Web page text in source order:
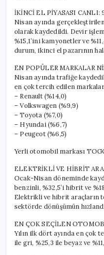
İKİNCİ EL PİYASASI CANLI:
Nisan ayında
olarak kaydedildi. Devir
%15,1’ini kamyonetler ve
durum, ikinci el pazarının
EN POPÜLER MARKALAR
Nisan ayında trafiğe
en çok tercih edilen markalar
– Renault (%14,0)
– Volkswagen (%9,9)
– Toyota (%7,0)
– Hyundai (%6,7)
– Peugeot (%6,5)
Yerli otomobil markası
ELEKTRİKLİ VE HİBRİT
Ocak-Nisan döneminde
benzinli, %32,5’i hibrit ve
Elektrikli ve hibrit araçların
sektörde dönüşümün
EN ÇOK SEÇİLEN
Yılın ilk dört ayında en çok
ile gri, %25,3 ile beyaz ve